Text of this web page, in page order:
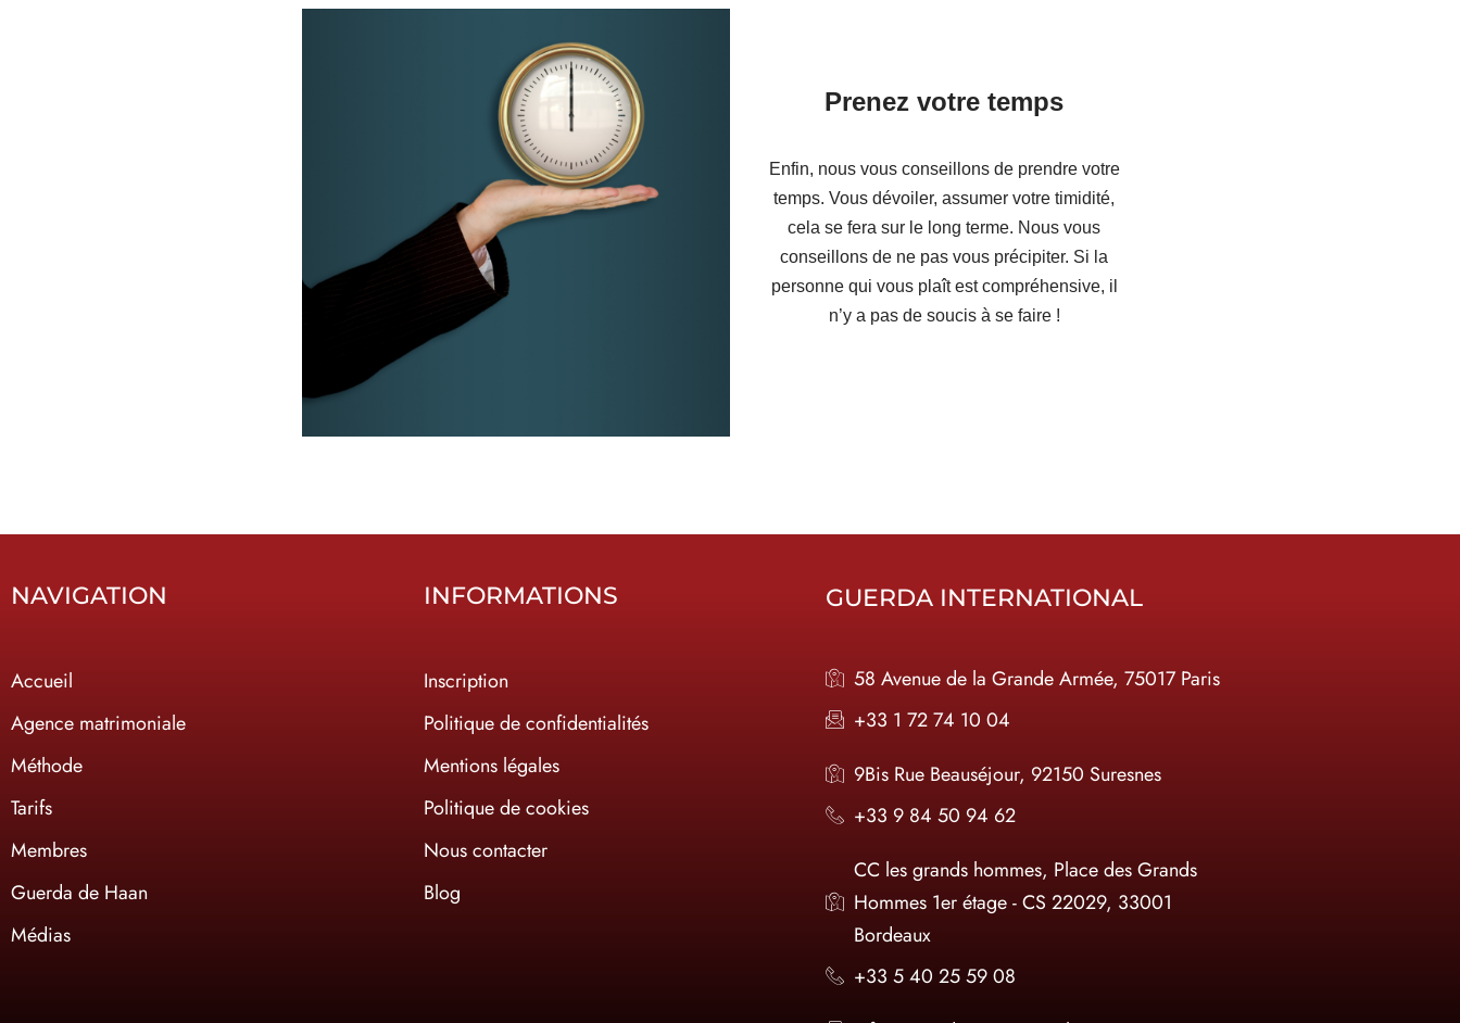
Prenez votre temps
Enfin, nous vous conseillons de prendre votre
temps. Vous dévoiler, assumer votre timidité,
cela se fera sur le long terme. Nous vous
conseillons de ne pas vous précipiter. Si la
personne qui vous plaît est compréhensive, il
n’y a pas de soucis à se faire !
NAVIGATION
Accueil
Agence matrimoniale
Méthode
Tarifs
Membres
Guerda de Haan
Médias
INFORMATIONS
Inscription
Politique de confidentialités
Mentions légales
Politique de cookies
Nous contacter
Blog
GUERDA INTERNATIONAL
58 Avenue de la Grande Armée, 75017 Paris
+33 1 72 74 10 04
9Bis Rue Beauséjour, 92150 Suresnes
+33 9 84 50 94 62
CC les grands hommes, Place des Grands
Hommes 1er étage - CS 22029, 33001
Bordeaux
+33 5 40 25 59 08